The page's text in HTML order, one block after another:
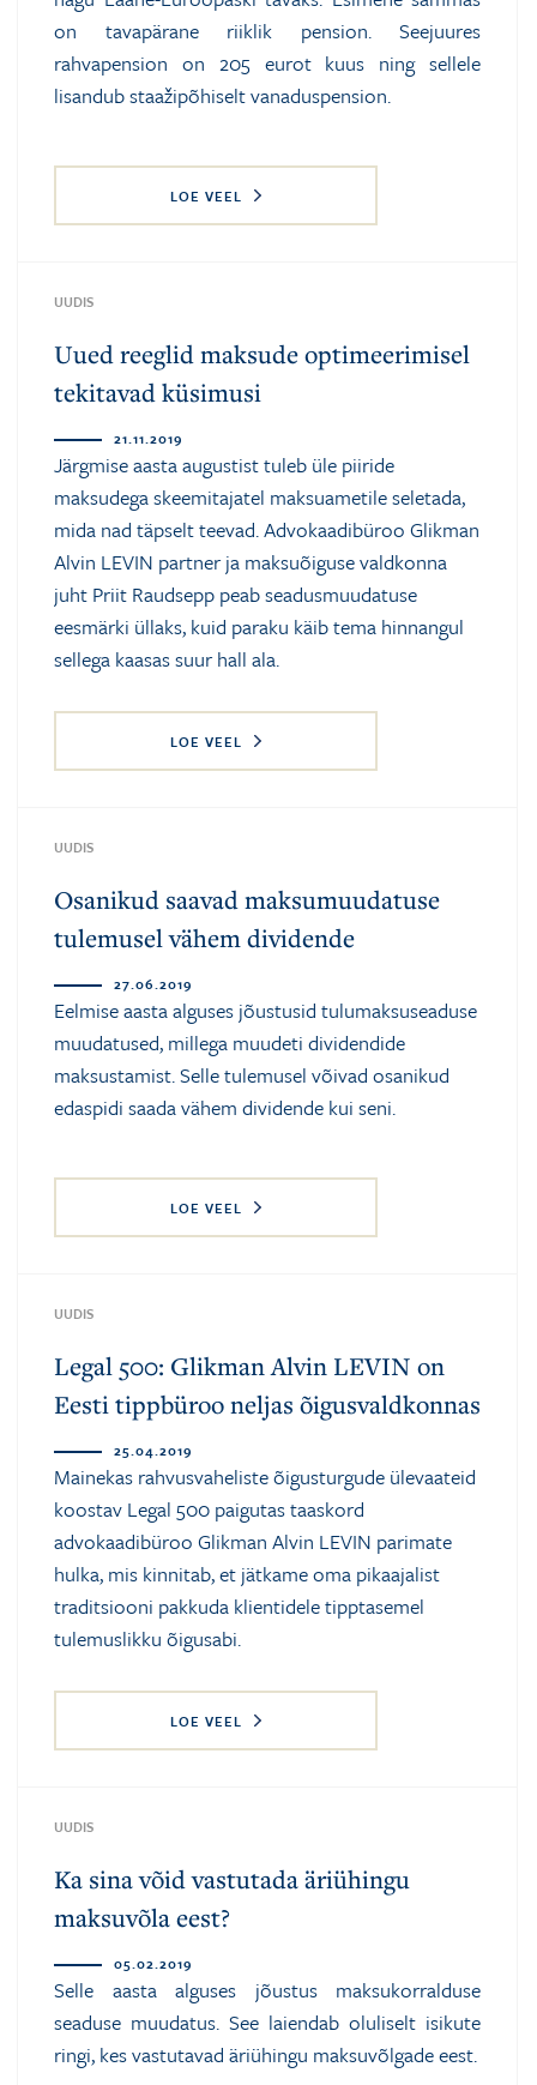
on tavapärane riiklik pension. Seejuures
rahvapension on 205 eurot kuus ning sellele
lisandub staažipõhiselt vanaduspension.
LOE VEEL
UUDIS
Uued reeglid maksude optimeerimisel
tekitavad küsimusi
21.11.2019
Järgmise aasta augustist tuleb üle piiride
maksudega skeemitajatel maksuametile seletada,
mida nad täpselt teevad. Advokaadibüroo Glikman
Alvin LEVIN partner ja maksuõiguse valdkonna
juht Priit Raudsepp peab seadusmuudatuse
eesmärki üllaks, kuid paraku käib tema hinnangul
sellega kaasas suur hall ala.
LOE VEEL
UUDIS
Osanikud saavad maksumuudatuse
tulemusel vähem dividende
27.06.2019
Eelmise aasta alguses jõustusid tulumaksuseaduse
muudatused, millega muudeti dividendide
maksustamist. Selle tulemusel võivad osanikud
edaspidi saada vähem dividende kui seni.
LOE VEEL
UUDIS
Legal 500: Glikman Alvin LEVIN on
Eesti tippbüroo neljas õigusvaldkonnas
25.04.2019
Mainekas rahvusvaheliste õigusturgude ülevaateid
koostav Legal 500 paigutas taaskord
advokaadibüroo Glikman Alvin LEVIN parimate
hulka, mis kinnitab, et jätkame oma pikaajalist
traditsiooni pakkuda klientidele tipptasemel
tulemuslikku õigusabi.
LOE VEEL
UUDIS
Ka sina võid vastutada äriühingu
maksuvõla eest?
05.02.2019
Selle aasta alguses jõustus maksukorralduse
seaduse muudatus. See laiendab oluliselt isikute
ringi, kes vastutavad äriühingu maksuvõlgade eest.